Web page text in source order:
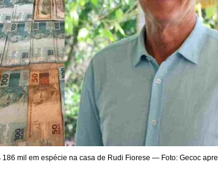
mil em espécie na casa de Rudi Fiorese — Foto: Gecoc apre